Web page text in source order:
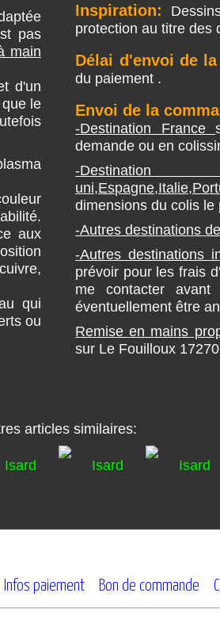
pas
main
d'un
le
aux
qui
ou
Inspiration:
protection au titre des
Délai d'envoi de
du paiement .
Envoi de la
-Destination France
demande ou en
-Destination
dimensions du colis le
-Autres destinations
-Autres destinations
prévoir pour les frais
me contacter
éventuellement être
Remise en mains
sur Le Fouilloux
articles similaires:
Infos paiement Bon de commande